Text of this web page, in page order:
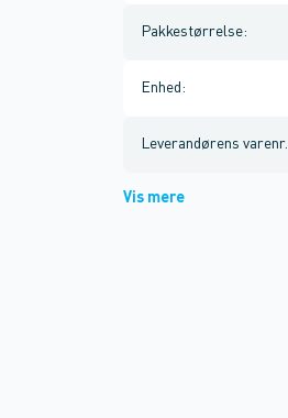
Pakkestørrelse:
Enhed :
Leverandørens varenr.
Vis mere